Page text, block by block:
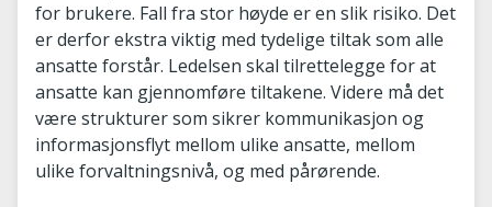
for brukere. Fall fra stor høyde er en slik risiko. Det
er derfor ekstra viktig med tydelige tiltak som alle
ansatte forstår. Ledelsen skal tilrettelegge for at
ansatte kan gjennomføre tiltakene. Videre må det
være strukturer som sikrer kommunikasjon og
informasjonsflyt mellom ulike ansatte, mellom
ulike forvaltningsnivå, og med pårørende.